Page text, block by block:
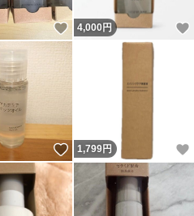
いいね！
4,000 円
いいね！
1,799円